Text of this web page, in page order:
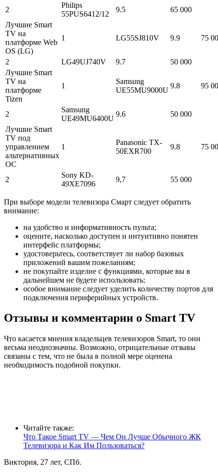
2
Philips
55PUS6412/12
9.5
65 000
Лучшие Smart
TV на
платформе Web
OS (LG)
1 LG55SJ810V 9.9 75
2 LG49UJ740V 9.7
50 000
Лучшие Smart
TV на
платформе
Tizen
1
Samsung
UE55MU9000U
9.8 95
2
Samsung
UE49MU6400U
9.6
50 000
Лучшие Smart
TV под
управлением
альтернативных
ОС
1
Panasonic TX-
50EXR700
9.8 75
2
Sony KD-
49XE7096
9,7 55 000
При выборе модели телевизора Смарт следует обратить
внимание:
на удобство и информативность пульта;
оцените, насколько доступен и интуитивно понятен
интерфейс платформы;
удостоверьтесь, соответствует ли набор базовых
приложений вашим пожеланиям;
не покупайте изделие с функциями, которые вы в
дальнейшем не будете использовать;
особое внимание следует уделить количеству портов для
подключения периферийных устройств.
Отзывы и комментарии о Smart TV
Что касается мнения владельцев телевизоров Smart, то они
весьма неоднозначны. Возможно, отрицательные отзывы
связаны с тем, что не была в полной мере оценена
необходимость подобной покупки.
Читайте также:
Что Такое Smart TV — Чем Он Лучше Обычного ЖК
Телевизора и Как Им Пользоваться?
Виктория, 27 лет, СПб.